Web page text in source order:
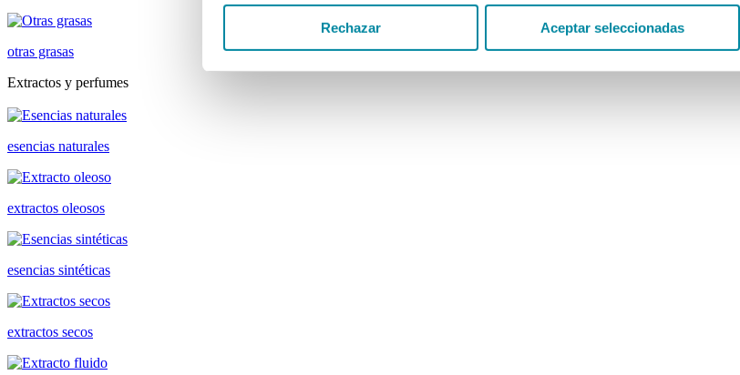
Rechazar Aceptar seleccionadas
otras grasas
Extractos y perfumes
esencias naturales
extractos oleosos
esencias sintéticas
extractos secos